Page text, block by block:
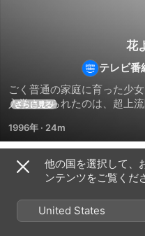
花
テレビ番
ごく普通の家庭に育った少
入学させられたのは、超上
ていけない。中でも「Ｆ４
の自由気ままな行動には教
うイジメを横行させる結果
う過ごそうと考えていたつ
とのトラブルに巻き込まれ
せた拍子に、Ｆ４のリーダ
ったのだ。その日から、つ
さらに見る
1996年 · 24m
シーズン 1
他の国を選択して、
ンテンツをご覧くだ
United States